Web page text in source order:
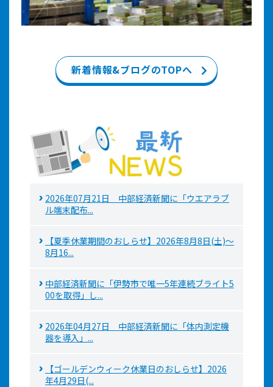
新着情報&ブログのTOPへ
2026年07月21日 中部経済新聞に「ウエアラブ
ル端末配布...
【夏季休業期間のおしらせ】2026年8月8日(土)～
8月16...
中部経済新聞に「伊勢市で唯一5年連続ブライト5
00を取得」し...
2026年04月27日 中部経済新聞に「体内測定機
器を導入」...
【ゴールデンウィーク休業日のおしらせ】2026
年4月29日(...